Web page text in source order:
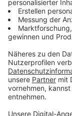
Einlass im
Spielbeginn. Es
in euer
Ort
Vorbestellung.
Vorbestellung